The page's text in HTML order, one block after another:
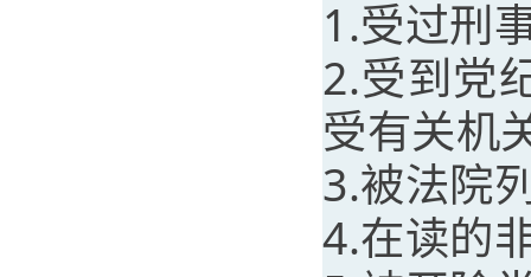
1.受过刑
2.受到党
受有关机
3.被法院
4.在读的